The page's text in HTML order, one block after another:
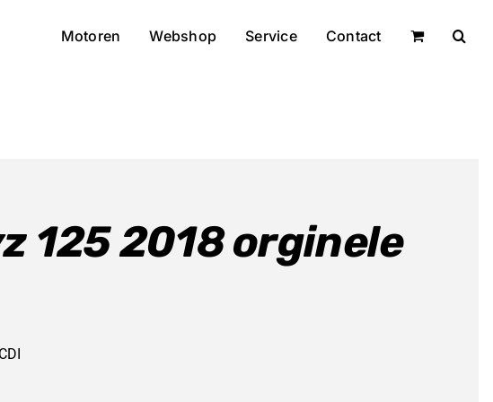
Motoren Webshop Service Contact
125 2018 orginele